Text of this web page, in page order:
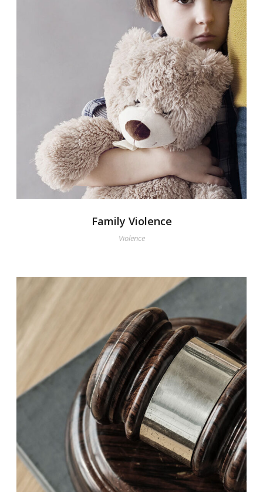
Family Violence
Violence